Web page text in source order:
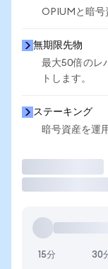
OPIUMと暗号
無期限先物
最大50倍のレ
トします。
ステーキング
暗号資産を運
15分 30